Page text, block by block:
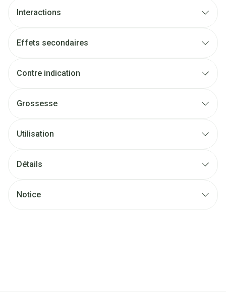
Interactions
Effets secondaires
Contre indication
Grossesse
Utilisation
Détails
Notice